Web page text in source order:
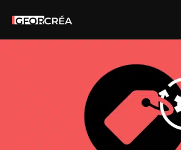
Studio
GforCréa